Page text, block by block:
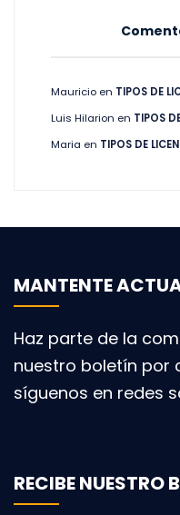
Mauricio en TIPOS DE
Luis Hilarion en TIPOS
Maria en TIPOS DE
MANTENTE
Haz parte de la
nuestro boletín por
síguenos en redes
RECIBE NUESTRO